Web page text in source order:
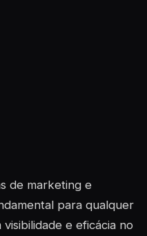
de marketing e
para qualquer
e eficácia no